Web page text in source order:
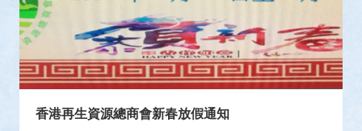
香港再生資源總商會新春放假通知